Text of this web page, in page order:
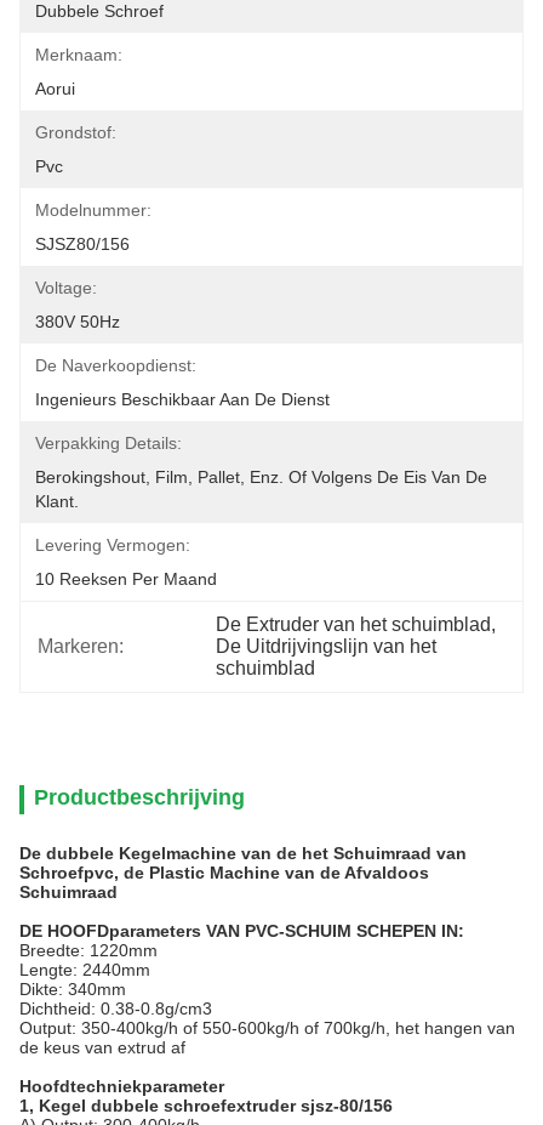
Dubbele Schroef
Merknaam:
Aorui
Grondstof:
Pvc
Modelnummer:
SJSZ80/156
Voltage:
380V 50Hz
De Naverkoopdienst:
Ingenieurs Beschikbaar Aan De Dienst
Verpakking Details:
Berokingshout, Film, Pallet, Enz. Of Volgens De Eis Van De
Klant.
Levering Vermogen:
10 Reeksen Per Maand
Markeren:
De Extruder van het schuimblad,
De Uitdrijvingslijn van het
schuimblad
Productbeschrijving
De dubbele Kegelmachine van de het Schuimraad van
Schroefpvc, de Plastic Machine van de Afvaldoos
Schuimraad
DE HOOFDparameters VAN PVC-SCHUIM SCHEPEN IN:
Breedte: 1220mm
Lengte: 2440mm
Dikte: 340mm
Dichtheid: 0.38-0.8g/cm3
Output: 350-400kg/h of 550-600kg/h of 700kg/h, het hangen van
de keus van extrud af
Hoofdtechniekparameter
1, Kegel dubbele schroefextruder sjsz-80/156